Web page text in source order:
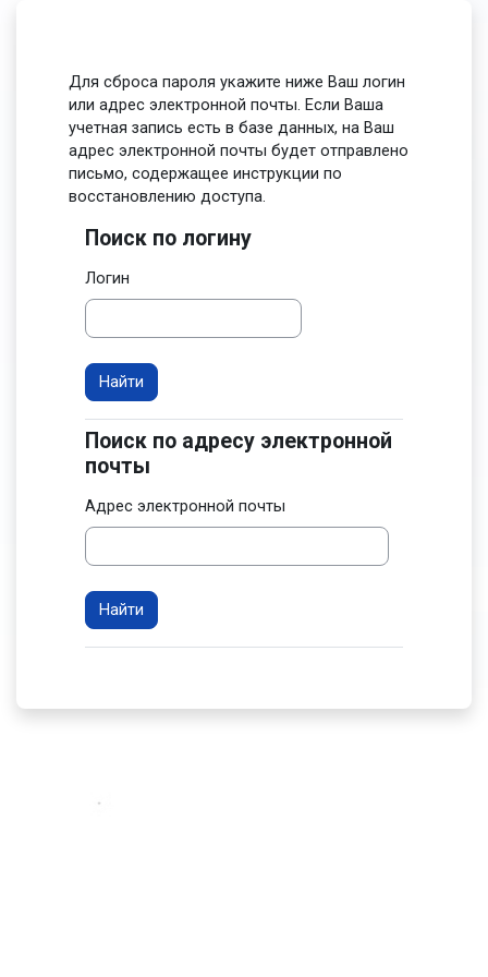
Для сброса пароля укажите ниже Ваш логин
или адрес электронной почты. Если Ваша
учетная запись есть в базе данных, на Ваш
адрес электронной почты будет отправлено
письмо, содержащее инструкции по
восстановлению доступа.
Поиск по логину
Поиск по логину
Логин
Поиск по адресу электронной почты
Поиск по адресу электронной
почты
Адрес электронной почты